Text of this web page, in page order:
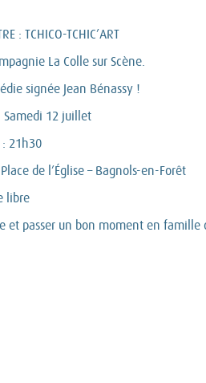
: TCHICO-TCHIC’ART
La Colle sur Scène.
signée Jean Bénassy !
Samedi 12 juillet
: 21h30
de l’Église – Bagnols-en-Forêt
libre
et passer un bon moment en famille